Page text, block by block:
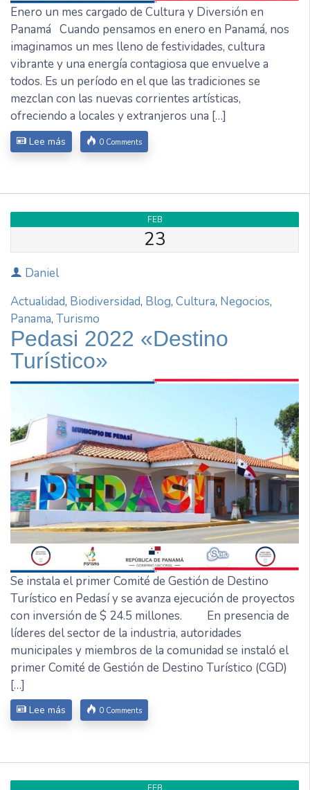
Enero un mes cargado de Cultura y Diversión en
Panamá Cuando pensamos en enero en Panamá, nos
imaginamos un mes lleno de festividades, cultura
vibrante y una energía contagiosa que envuelve a
todos. Es un período en el que las tradiciones se
mezclan con las nuevas corrientes artísticas,
ofreciendo a locales y extranjeros una […]
Lee más 0 Comments
FEB
23
Daniel
Actualidad, Biodiversidad, Blog, Cultura, Negocios,
Panama, Turismo
Pedasi 2022 «Destino
Turístico»
Se instala el primer Comité de Gestión de Destino
Turístico en Pedasí y se avanza ejecución de proyectos
con inversión de $ 24.5 millones. En presencia de
líderes del sector de la industria, autoridades
municipales y miembros de la comunidad se instaló el
primer Comité de Gestión de Destino Turístico (CGD)
[…]
Lee más 0 Comments